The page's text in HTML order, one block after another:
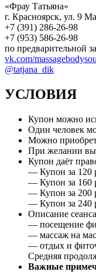
«Фрау Татьяна»
г. Красноярск, ул. 9
+7 (391) 286-26-98
+7 (953) 586-26-98
по предварительной
vk.com/
@tatjana_dik
УСЛОВИЯ
Купон можно
Один человек
Можно
При желании вы
Купон даёт
— Купон за 120
— Купон за 160
— Купон за 200
— Купон за 240
Описание
— посещение
— массаж на
— отдых и
Средняя
Важные